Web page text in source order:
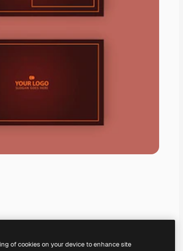
of cookies on your device to enhance site